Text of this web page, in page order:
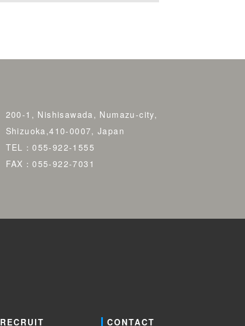
200-1, Nishisawada, Numazu-city,
Shizuoka,410-0007, Japan
TEL：055-922-1555
FAX：055-922-7031
RECRUIT CONTACT